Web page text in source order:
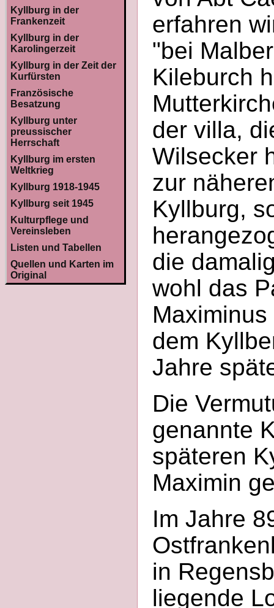
Kyllburg in der
Frankenzeit
Kyllburg in der
Karolingerzeit
Kyllburg in der Zeit der
Kurfürsten
Französische
Besatzung
Kyllburg unter
preussischer
Herrschaft
Kyllburg im ersten
Weltkrieg
Kyllburg 1918-1945
Kyllburg seit 1945
Kulturpflege und
Vereinsleben
Listen und Tabellen
Quellen und Karten im
Original
erfahren
"bei
Kileburch
der villa,
Wilsecker
zur
Kyllburg,
die
wohl das
dem
Jahre
Die
genannte
späteren
Maximin
Im Jahre
in
liegende